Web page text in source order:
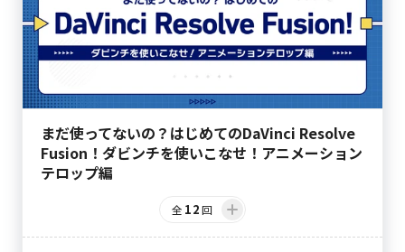
まだ使ってないの？はじめてのDaVinci Resolve
Fusion！ダビンチを使いこなせ！アニメーション
テロップ編
全 12回